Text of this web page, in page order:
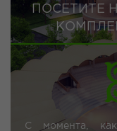
ПОСЕТИТЕ
С момента,